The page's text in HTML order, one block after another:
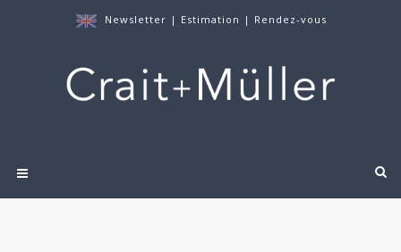
Newsletter | Estimation | Rendez-vous